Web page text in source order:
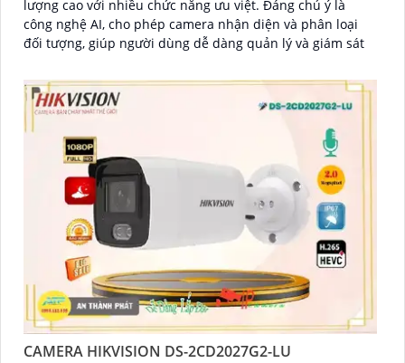
lượng cao với nhiều chức năng ưu việt. Đáng chú ý là
công nghệ AI, cho phép camera nhận diện và phân loại
đối tượng, giúp người dùng dễ dàng quản lý và giám sát
CAMERA HIKVISION DS-2CD2027G2-LU